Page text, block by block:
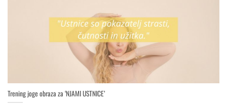
Trening joge obraza za ‘NJAMI USTNICE’